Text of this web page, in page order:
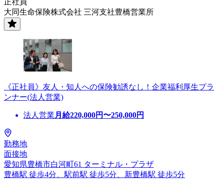
大同生命保険株式会社 三河支社豊橋営業所
《正社員》友人・知人への保険勧誘なし！企業福利厚生プラ
ンナー(法人営業)
法人営業 月給220,000円〜250,000円
勤務地
面接地
愛知県豊橋市白河町61 ターミナル・プラザ
豊橋駅 徒歩4分、駅前駅 徒歩5分、新豊橋駅 徒歩5分